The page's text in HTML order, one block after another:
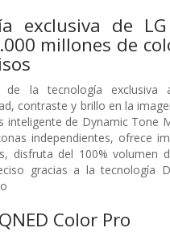
exclusiva de
millones de
de la tecnología exclusiva
contraste y brillo en la
inteligente de Dynamic Tone
independientes, ofrece
disfruta del 100% volumen
gracias a la tecnología
Color Pro